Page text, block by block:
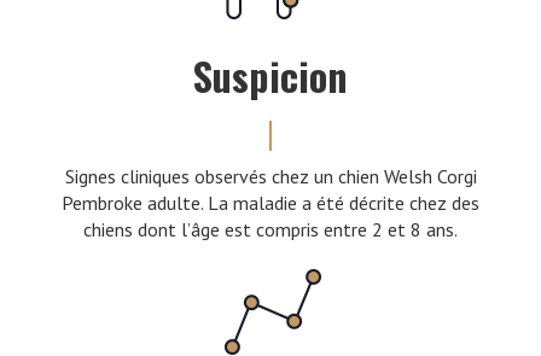
Suspicion
Signes cliniques observés chez un chien Welsh Corgi
Pembroke adulte. La maladie a été décrite chez des
chiens dont l’âge est compris entre 2 et 8 ans.